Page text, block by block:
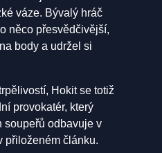
váze. Bývalý hráč
něco přesvědčivější,
body a udržel si
Hokit se totiž
provokatér, který
soupeřů odbavuje v
přiloženém článku.